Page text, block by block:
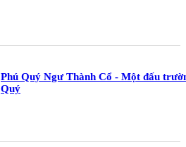
Phú Quý Ngư Thành Cổ - Một đấu
Quý